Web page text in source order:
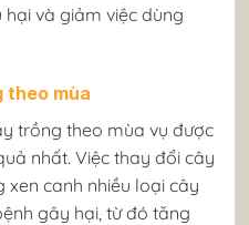
hại và giảm việc dùng
theo mùa
trồng theo mùa vụ được
nhất. Việc thay đổi cây
canh nhiều loại cây
gây hại, từ đó tăng